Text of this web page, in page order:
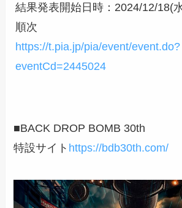
結果発表開始日時：2024/12/18(
順次
https://t.pia.jp/pia/event/event.do?
eventCd=2445024
■BACK DROP BOMB 30th
特設サイト https://bdb30th.com/